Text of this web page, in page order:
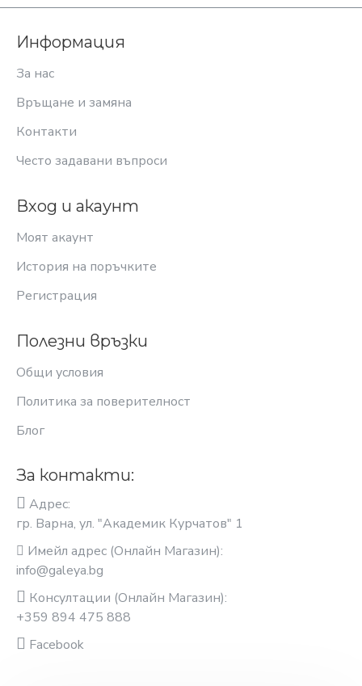
Информация
За нас
Връщане и замяна
Контакти
Често задавани въпроси
Вход и акаунт
Моят акаунт
История на поръчките
Регистрация
Полезни връзки
Общи условия
Политика за поверителност
Блог
За контакти:
Адрес:
гр. Варна, ул. "Академик Курчатов" 1
Имейл адрес (Онлайн Магазин):
info@galeya.bg
Консултации (Онлайн Магазин):
+359 894 475 888
Facebook